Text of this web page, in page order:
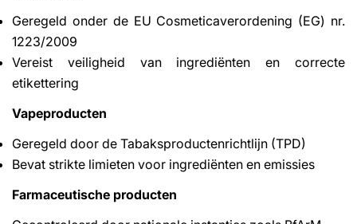
Geregeld onder de EU Cosmeticaverordening (EG) nr.
1223/2009
Vereist veiligheid van ingrediënten en correcte
etikettering
Vapeproducten
Geregeld door de Tabaksproductenrichtlijn (TPD)
Bevat strikte limieten voor ingrediënten en emissies
Farmaceutische producten